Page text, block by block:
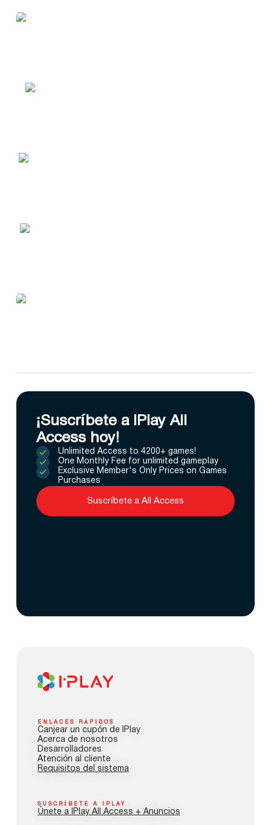
¡Suscríbete a IPlay All
Access hoy!
Unlimited Access to 4200+ games!
One Monthly Fee for unlimited gameplay
Exclusive Member's Only Prices on Games
Purchases
Suscríbete a All Access
ENLACES RÁPIDOS
Canjear un cupón de IPlay
Acerca de nosotros
Desarrolladores
Atención al cliente
Requisitos del sistema
SUSCRÍBETE A IPLAY
Únete a IPlay All Access + Anuncios